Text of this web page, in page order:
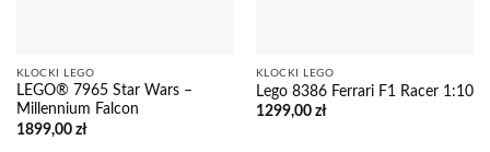
KLOCKI LEGO
LEGO® 7965 Star Wars –
Millennium Falcon
1899,00 zł
KLOCKI LEGO
Lego 8386 Ferrari F1 Racer 1:10
1299,00 zł